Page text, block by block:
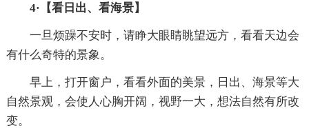
4·【看日出、看海景】
一旦烦躁不安时，请睁大眼睛眺望远方，看看天边会
有什么奇特的景象。
早上，打开窗户，看看外面的美景，日出、海景等大
自然景观，会使人心胸开阔，视野一大，想法自然有所改
变。